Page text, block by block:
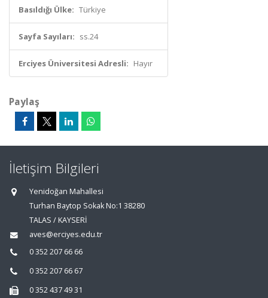
Basıldığı Ülke: Türkiye
Sayfa Sayıları: ss.24
Erciyes Üniversitesi Adresli: Hayır
Paylaş
İletişim Bilgileri
Yenidoğan Mahallesi
Turhan Baytop Sokak No:1 38280
TALAS / KAYSERİ
aves@erciyes.edu.tr
0 352 207 66 66
0 352 207 66 67
0 352 437 49 31